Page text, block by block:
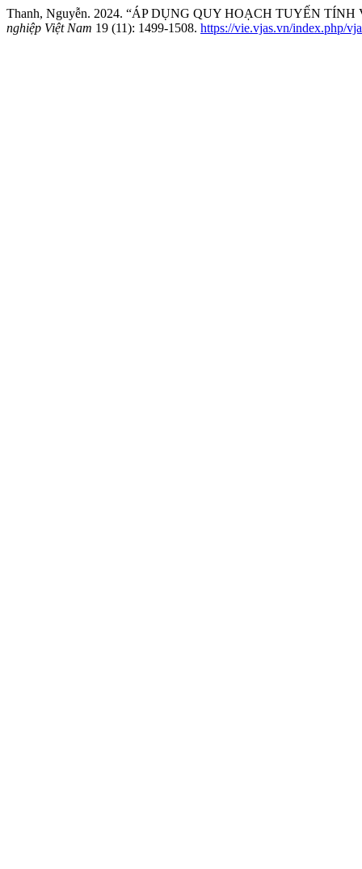
Thanh, Nguyễn. 2024. “ÁP DỤNG QUY HOẠCH TUYẾN
nghiệp Việt Nam 19 (11): 1499-1508. https://vie.vjas.vn/index.php/